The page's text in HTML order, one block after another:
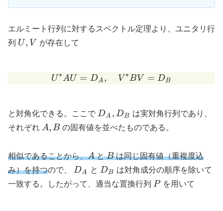
エルミート行列に対するスペクトル定理より、ユニタリ行
列 U,
U , V が存在して
U^* A U = D_A, \quad
U∗AU = DA , V ∗BV = DB
と対角化できる。ここで D_A,
D_B
DA , DB は実対角行列であり、
それぞれ A,
A, B の固有値を並べたものである。
相似であることから、A
AとB
Bは同じ固有値（重複度込
み）を持つので、 D_A
DA と D_B
DB は対角成分の順序を除いて
一致する。したがって、適当な置換行列
P
Pを用いて